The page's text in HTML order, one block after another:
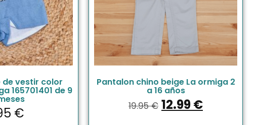
de vestir color
165701401 de 9
€
Pantalon chino beige La ormiga 2
a 16 años
19.95€ 12.99€